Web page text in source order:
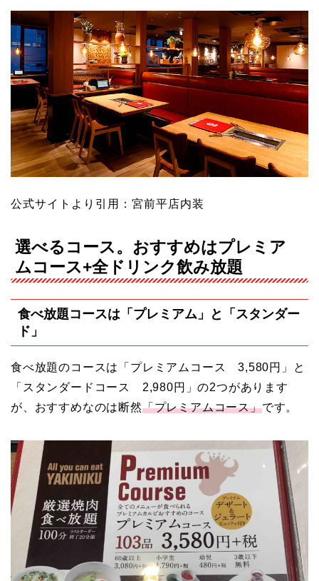
公式サイトより引用：宮前平店内装
選べるコース。おすすめはプレミア
ムコース+全ドリンク飲み放題
食べ放題コースは「プレミアム」と「スタンダー
ド」
食べ放題のコースは「プレミアムコース 3,580円」と
「スタンダードコース 2,980円」の2つがあります
が、おすすめなのは断然「プレミアムコース」です。